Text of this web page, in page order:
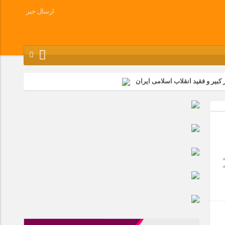
ارسال خبر
و فقید انقلاب اسلامی ایران
جهان شرکت کرد
ســال تحصیلی ۱۴۰۲ به